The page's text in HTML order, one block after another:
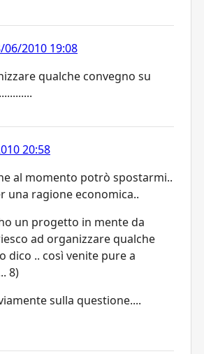
06/2010 19:08
qualche convegno su
20:58
al momento potrò spostarmi..
una ragione economica..
un progetto in mente da
ad organizzare qualche
dico .. così venite pure a
8)
sulla questione....